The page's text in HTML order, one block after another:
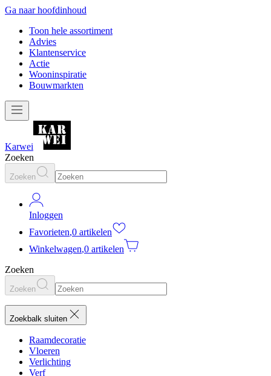
Ga naar hoofdinhoud
Toon hele assortiment
Advies
Klantenservice
Actie
Wooninspiratie
Bouwmarkten
Karwei
Zoeken
Zoeken
Inloggen
Favorieten,0 artikelen
Winkelwagen,0 artikelen
Zoeken
Zoeken
Zoekbalk sluiten
Raamdecoratie
Vloeren
Verlichting
Verf